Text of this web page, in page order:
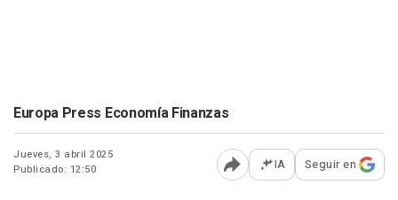
Europa Press Economía Finanzas
Jueves, 3 abril 2025
Publicado: 12:50
Abrir opciones para
IA Seguir en